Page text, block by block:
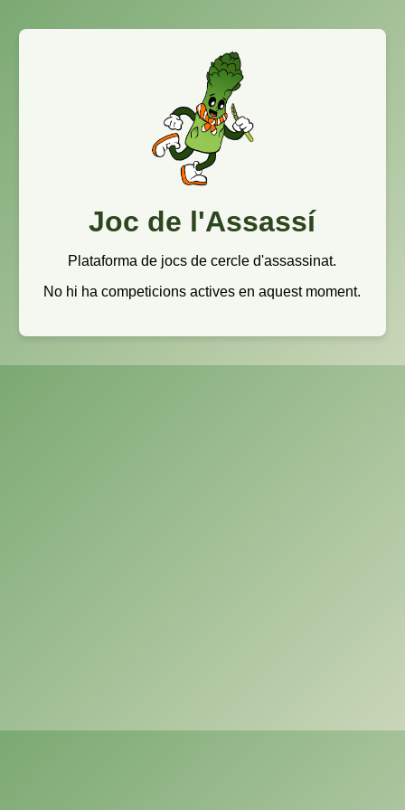
Joc de l'Assassí
Plataforma de jocs de cercle d'assassinat.
No hi ha competicions actives en aquest moment.